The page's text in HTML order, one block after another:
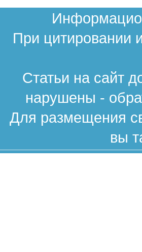
При цитировании
Статьи на сайт
нарушены -
Для размещения
вы